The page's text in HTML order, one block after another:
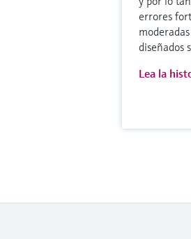
errores
diseñados
Lea la